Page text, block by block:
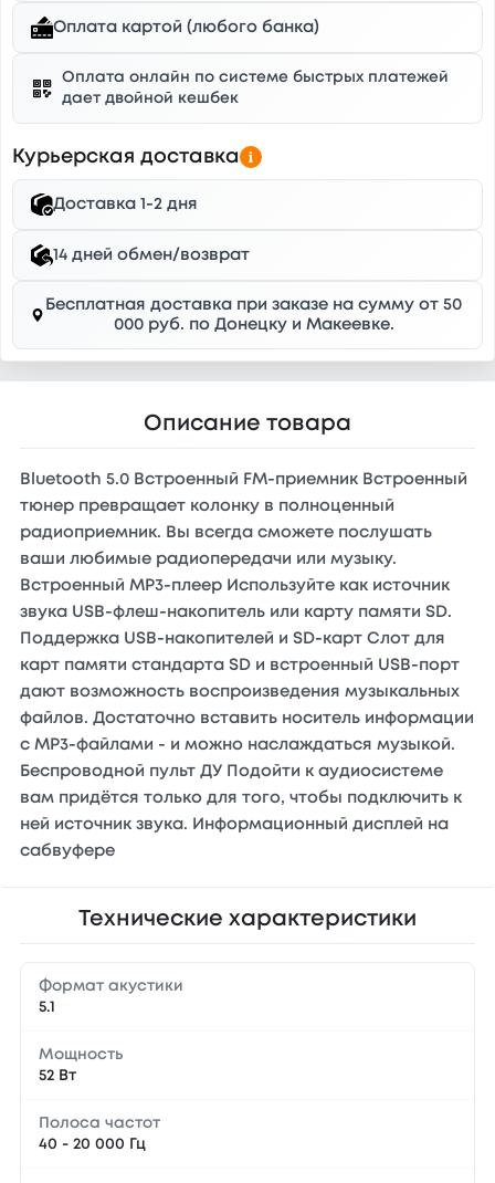
Оплата картой (любого банка)
Оплата онлайн по системе быстрых платежей
дает двойной кешбек
Курьерская доставка
Доставка 1-2 дня
14 дней обмен/возврат
Бесплатная доставка при заказе на сумму от 50
000 руб. по Донецку и Макеевке.
Описание товара
Bluetooth 5.0 Встроенный FM-приемник Встроенный
тюнер превращает колонку в полноценный
радиоприемник. Вы всегда сможете послушать
ваши любимые радиопередачи или музыку.
Встроенный MP3-плеер Используйте как источник
звука USB-флеш-накопитель или карту памяти SD.
Поддержка USB-накопителей и SD-карт Слот для
карт памяти стандарта SD и встроенный USB-порт
дают возможность воспроизведения музыкальных
файлов. Достаточно вставить носитель информации
с MP3-файлами - и можно наслаждаться музыкой.
Беспроводной пульт ДУ Подойти к аудиосистеме
вам придётся только для того, чтобы подключить к
ней источник звука. Информационный дисплей на
сабвуфере
Технические характеристики
Формат акустики
5.1
Мощность
52 Вт
Полоса частот
40 - 20 000 Гц